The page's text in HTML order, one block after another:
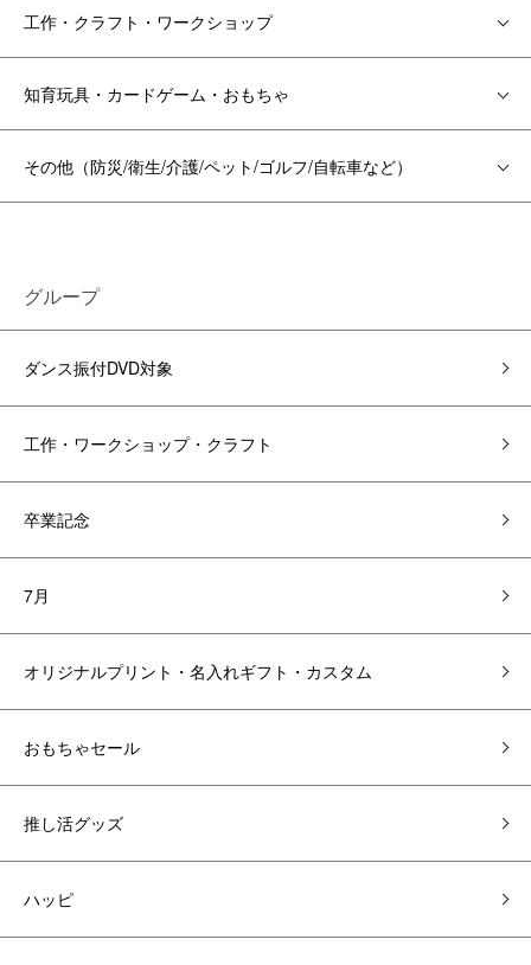
工作・クラフト・ワークショップ
知育玩具・カードゲーム・おもちゃ
その他（防災/衛生/介護/ペット/ゴルフ/自転車など）
グループ
ダンス振付DVD対象
工作・ワークショップ・クラフト
卒業記念
7月
オリジナルプリント・名入れギフト・カスタム
おもちゃセール
推し活グッズ
ハッピ